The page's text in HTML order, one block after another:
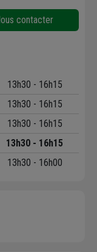
contacter
13h30 - 16h15
13h30 - 16h15
13h30 - 16h15
13h30 - 16h15
13h30 - 16h00